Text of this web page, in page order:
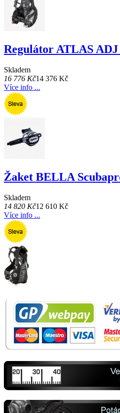
Regulátor ATLAS
Skladem
16 776 Kč14 376 Kč
Více info ...
Žaket BELLA
Skladem
14 820 Kč12 610 Kč
Více info ...